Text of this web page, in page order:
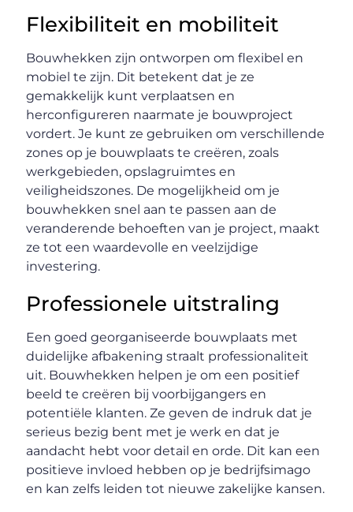
Flexibiliteit en mobiliteit
Bouwhekken zijn ontworpen om flexibel en
mobiel te zijn. Dit betekent dat je ze
gemakkelijk kunt verplaatsen en
herconfigureren naarmate je bouwproject
vordert. Je kunt ze gebruiken om verschillende
zones op je bouwplaats te creëren, zoals
werkgebieden, opslagruimtes en
veiligheidszones. De mogelijkheid om je
bouwhekken snel aan te passen aan de
veranderende behoeften van je project, maakt
ze tot een waardevolle en veelzijdige
investering.
Professionele uitstraling
Een goed georganiseerde bouwplaats met
duidelijke afbakening straalt professionaliteit
uit. Bouwhekken helpen je om een positief
beeld te creëren bij voorbijgangers en
potentiële klanten. Ze geven de indruk dat je
serieus bezig bent met je werk en dat je
aandacht hebt voor detail en orde. Dit kan een
positieve invloed hebben op je bedrijfsimago
en kan zelfs leiden tot nieuwe zakelijke kansen.